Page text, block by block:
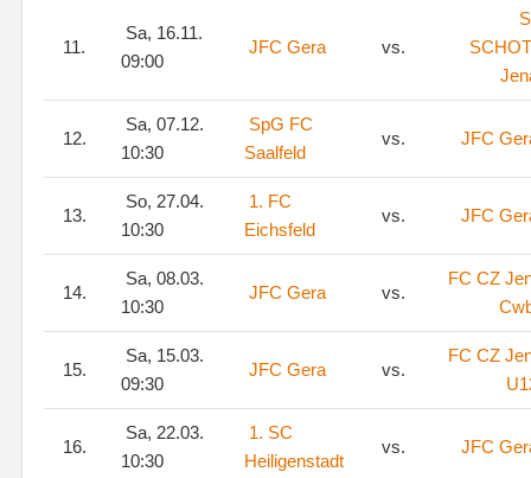
11.
Sa, 16.11.
09:00
JFC Gera vs.
12.
Sa, 07.12.
10:30
SpG FC
Saalfeld
vs. JFC
13.
So, 27.04.
10:30
1. FC
Eichsfeld
vs. JFC
14.
Sa, 08.03.
10:30
JFC Gera vs.
FC CZ
15.
Sa, 15.03.
09:30
JFC Gera vs.
FC CZ
16.
Sa, 22.03.
10:30
1. SC
Heiligenstadt
vs. JFC